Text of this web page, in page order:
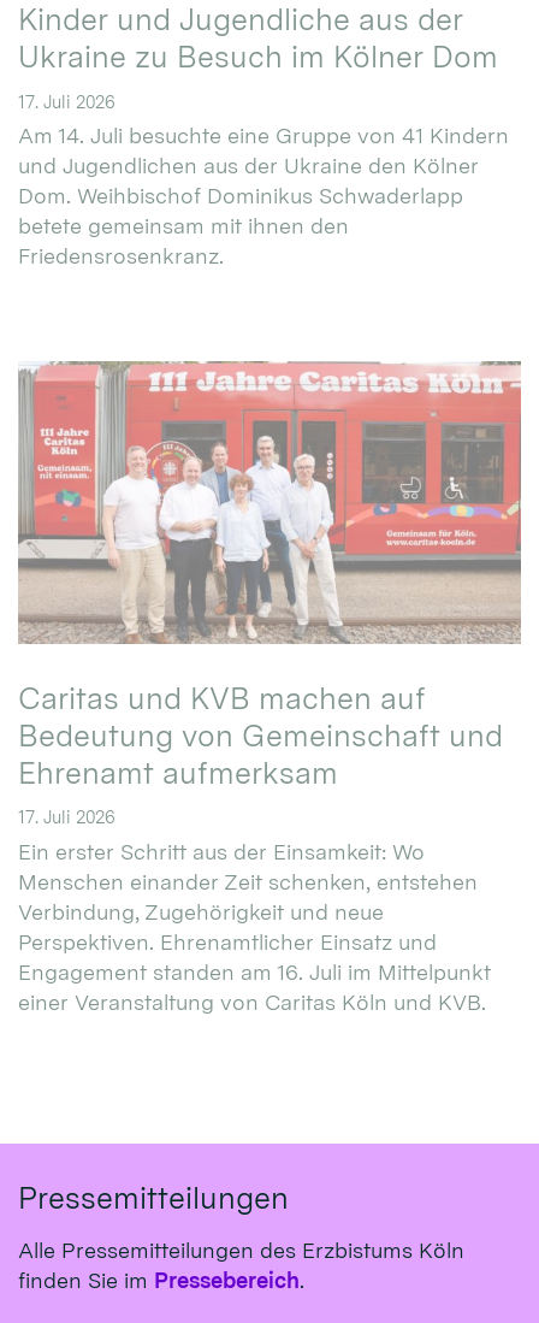
Kinder und Jugendliche aus der
Ukraine zu Besuch im Kölner Dom
17. Juli 2026
Am 14. Juli besuchte eine Gruppe von 41 Kindern
und Jugendlichen aus der Ukraine den Kölner
Dom. Weihbischof Dominikus Schwaderlapp
betete gemeinsam mit ihnen den
Friedensrosenkranz.
Caritas und KVB machen auf
Bedeutung von Gemeinschaft und
Ehrenamt aufmerksam
17. Juli 2026
Ein erster Schritt aus der Einsamkeit: Wo
Menschen einander Zeit schenken, entstehen
Verbindung, Zugehörigkeit und neue
Perspektiven. Ehrenamtlicher Einsatz und
Engagement standen am 16. Juli im Mittelpunkt
einer Veranstaltung von Caritas Köln und KVB.
Pressemitteilungen
Alle Pressemitteilungen des Erzbistums Köln
finden Sie im Pressebereich.